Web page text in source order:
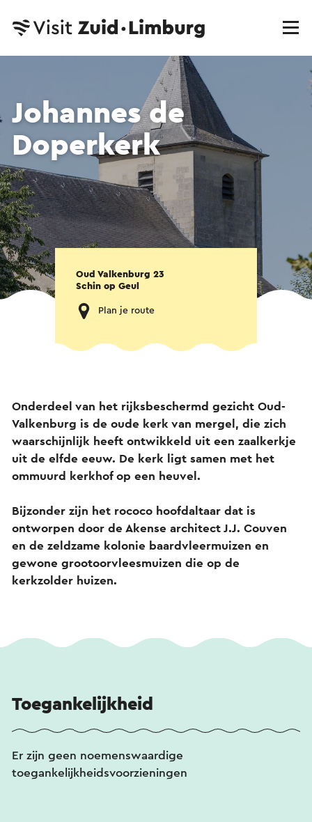
Johannes de
Doperkerk
Oud Valkenburg 23
Schin op Geul
Plan je route
Onderdeel van het rijksbeschermd gezicht Oud-
Valkenburg is de oude kerk van mergel, die zich
waarschijnlijk heeft ontwikkeld uit een zaalkerkje
uit de elfde eeuw. De kerk ligt samen met het
ommuurd kerkhof op een heuvel.
Bijzonder zijn het rococo hoofdaltaar dat is
ontworpen door de Akense architect J.J. Couven
en de zeldzame kolonie baardvleermuizen en
gewone grootoorvleesmuizen die op de
kerkzolder huizen.
Toegankelijkheid
Er zijn geen noemenswaardige
toegankelijkheidsvoorzieningen